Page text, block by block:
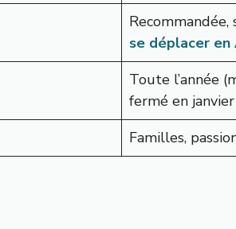
se déplacer en
Toute l’année
fermé en janvier
Familles,